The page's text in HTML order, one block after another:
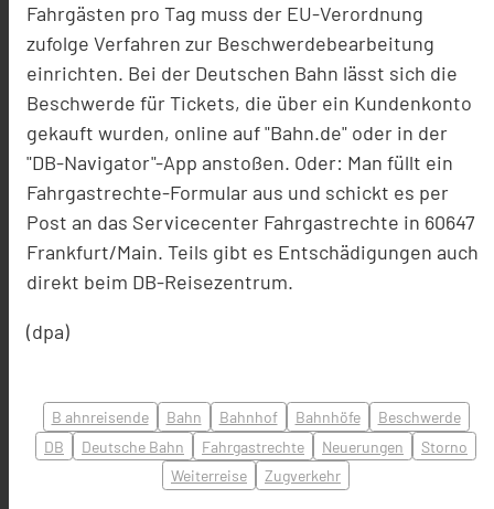
Fahrgästen pro Tag muss der EU-Verordnung
zufolge Verfahren zur Beschwerdebearbeitung
einrichten. Bei der Deutschen Bahn lässt sich die
Beschwerde für Tickets, die über ein Kundenkonto
gekauft wurden, online auf "Bahn.de" oder in der
"DB-Navigator"-App anstoßen. Oder: Man füllt ein
Fahrgastrechte-Formular aus und schickt es per
Post an das Servicecenter Fahrgastrechte in 60647
Frankfurt/Main. Teils gibt es Entschädigungen auch
direkt beim DB-Reisezentrum.
(dpa)
B ahnreisende Bahn Bahnhof Bahnhöfe
Beschwerde
DB
Deutsche Bahn Fahrgastrechte Neuerungen
Storno
Weiterreise
Zugverkehr